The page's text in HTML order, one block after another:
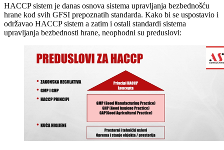
HACCP sistem je danas osnova sistema upravljanja bezbednošću
hrane kod svih GFSI prepoznatih standarda. Kako bi se uspostavio i
održavao HACCP sistem a zatim i ostali standardi sistema
upravljanja bezbednosti hrane, neophodni su preduslovi: